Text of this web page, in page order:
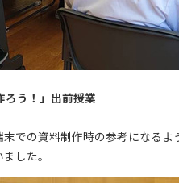
ろう！」出前授業
での資料制作時の参考になる
した。